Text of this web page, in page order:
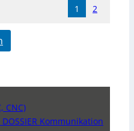
1 2
CNC)
DOSSIER Kommunikation